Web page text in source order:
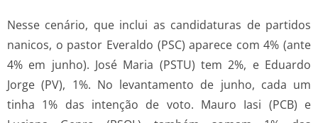
Nesse cenário, que inclui as candidaturas de partidos
nanicos, o pastor Everaldo (PSC) aparece com 4% (ante
4% em junho). José Maria (PSTU) tem 2%, e Eduardo
Jorge (PV), 1%. No levantamento de junho, cada um
tinha 1% das intenção de voto. Mauro Iasi (PCB) e